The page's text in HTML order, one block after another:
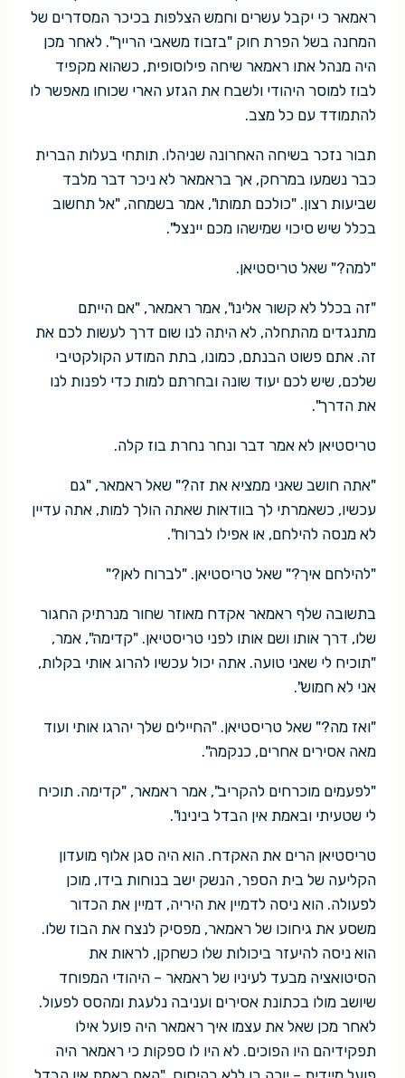
ראמאר כי יקבל עשרים וחמש הצלפות בכיכר המסדרים של
המחנה בשל הפרת חוק "בזבוז משאבי הרייך". לאחר מכן
היה מנהל אתו ראמאר שיחה פילוסופית, כשהוא מקפיד
לבוז למוסר היהודי ולשבח את הגזע הארי שכוחו מאפשר לו
להתמודד עם כל מצב.
תבור נזכר בשיחה האחרונה שניהלו. תותחי בעלות הברית
כבר נשמעו במרחק, אך בראמאר לא ניכר דבר מלבד
שביעות רצון. "כולכם תמותו", אמר בשמחה, "אל תחשוב
בכלל שיש סיכוי שמישהו מכם יינצל".
"למה?" שאל טריסטיאן.
"זה בכלל לא קשור אלינו", אמר ראמאר, "אם הייתם
מתנגדים מהתחלה, לא היתה לנו שום דרך לעשות לכם את
זה. אתם פשוט הבנתם, כמונו, בתת המודע הקולקטיבי
שלכם, שיש לכם יעוד שונה ובחרתם למות כדי לפנות לנו
את הדרך".
טריסטיאן לא אמר דבר ונחר נחרת בוז קלה.
"אתה חושב שאני ממציא את זה?" שאל ראמאר, "גם
עכשיו, כשאמרתי לך בוודאות שאתה הולך למות, אתה עדיין
לא מנסה להילחם, או אפילו לברוח".
"להילחם איך?" שאל טריסטיאן. "לברוח לאן?"
בתשובה שלף ראמאר אקדח מאוזר שחור מנרתיק החגור
שלו, דרך אותו ושם אותו לפני טריסטיאן. "קדימה", אמר,
"תוכיח לי שאני טועה. אתה יכול עכשיו להרוג אותי בקלות,
אני לא חמוש".
"ואז מה?" שאל טריסטיאן. "החיילים שלך יהרגו אותי ועוד
מאה אסירים אחרים, כנקמה".
"לפעמים מוכרחים להקריב", אמר ראמאר, "קדימה. תוכיח
לי שטעיתי ובאמת אין הבדל בינינו".
טריסטיאן הרים את האקדח. הוא היה סגן אלוף מועדון
הקליעה של בית הספר, הנשק ישב בנוחות בידו, מוכן
לפעולה. הוא ניסה לדמיין את היריה, דמיין את הכדור
משסע את גיחוכו של ראמאר, מפסיק לנצח את הבוז שלו.
הוא ניסה להיעזר ביכולות שלו כשחקן, לראות את
הסיטואציה מבעד לעיניו של ראמאר – היהודי המפוחד
שיושב מולו בכתונת אסירים ועניבה נלעגת ומהסס לפעול.
לאחר מכן שאל את עצמו איך ראמאר היה פועל אילו
תפקידיהם היו הפוכים. לא היו לו ספקות כי ראמאר היה